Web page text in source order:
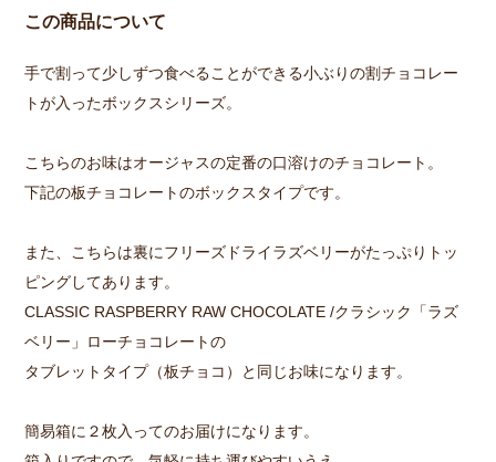
この商品について
手で割って少しずつ食べることができる小ぶりの割チョコレー
トが入ったボックスシリーズ。
こちらのお味はオージャスの定番の口溶けのチョコレート。
下記の板チョコレートのボックスタイプです。
また、こちらは裏にフリーズドライラズベリーがたっぷりトッ
ピングしてあります。
CLASSIC RASPBERRY RAW CHOCOLATE /クラシック「ラズ
ベリー」ローチョコレートの
タブレットタイプ（板チョコ）と同じお味になります。
簡易箱に２枚入ってのお届けになります。